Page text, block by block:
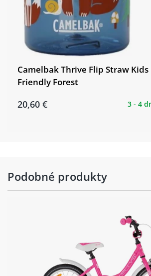
Camelbak Thrive Flip Straw Kids
Friendly Forest
20,60 € 3 - 4
Podobné produkty